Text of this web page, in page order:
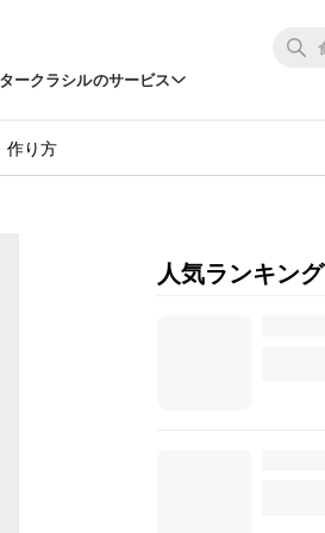
ークラシルのサービス
作り方
人気ランキング